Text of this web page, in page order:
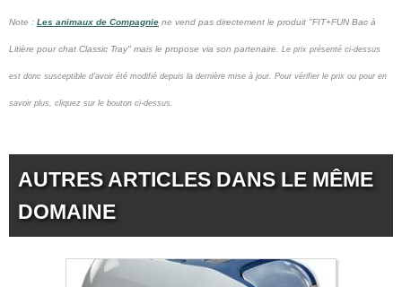
Note : Les animaux de Compagnie ne vend pas directement le produit "FIT+FUN Bac à
Litière pour chat Classic Tray" mais le propose via son partenaire. Le prix présenté ci-dessus
est donc susceptible d'avoir été modifié depuis la dernière mise à jour. Pour vérifier le prix ou pour en
savoir plus, cliquez sur le bouton ci-dessus.
AUTRES ARTICLES DANS LE MÊME
DOMAINE